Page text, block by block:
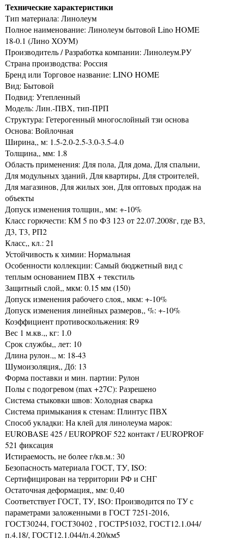
Технические характеристики
Тип материала: Линолеум
Полное наименование: Линолеум бытовой Lino HOME
18-0.1 (Лино ХОУМ)
Производитель / Разработка компании: Линолеум.РУ
Страна производства: Россия
Бренд или Торговое название: LINO HOME
Вид: Бытовой
Подвид: Утепленный
Модель: Лин.-ПВХ, тип-ПРП
Структура: Гетерогенный многослойный тзи основа
Основа: Войлочная
Ширина,, м: 1.5-2.0-2.5-3.0-3.5-4.0
Толщина,, мм: 1.8
Область применения: Для пола, Для дома, Для спальни,
Для модульных зданий, Для квартиры, Для строителей,
Для магазинов, Для жилых зон, Для оптовых продаж на
объекты
Допуск изменения толщин,, мм: +-10%
Класс горючести: КМ 5 по ФЗ 123 от 22.07.2008г, где В3,
Д3, Т3, РП2
Класс,, кл.: 21
Устойчивость к химии: Нормальная
Особенности коллекции: Самый бюджетный вид с
теплым основанием ПВХ + текстиль
Защитный слой,, мкм: 0.15 мм (150)
Допуск изменения рабочего слоя,, мкм: +-10%
Допуск изменения линейных размеров,, %: +-10%
Коэффициент противоскольжения: R9
Вес 1 м.кв.,, кг: 1.0
Срок службы,, лет: 10
Длина рулон.,, м: 18-43
Шумоизоляция,, Дб: 13
Форма поставки и мин. партии: Рулон
Полы с подогревом (max +27C): Разрешено
Система стыковки швов: Холодная сварка
Система примыкания к стенам: Плинтус ПВХ
Способ укладки: На клей для линолеума марок:
EUROBASE 425 / EUROPROF 522 контакт / EUROPROF
521 фиксация
Истираемость, не более г/кв.м.: 30
Безопасность материала ГОСТ, ТУ, ISO:
Сертифицирован на территории РФ и СНГ
Остаточная деформация,, мм: 0,40
Соответствует ГОСТ, ТУ, ISO: Производится по ТУ с
параметрами заложенными в ГОСТ 7251-2016,
ГОСТ30244, ГОСТ30402 , ГОСТP51032, ГОСТ12.1.044/
п.4.18/, ГОСТ12.1.044/п.4.20/км5